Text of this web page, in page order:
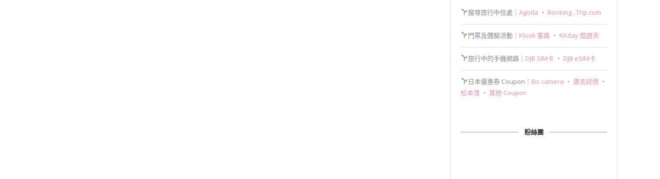
搜尋旅行中住處｜ Agoda ‧ Booking. Trip.com
門票及體驗活動｜ Klook 客路‧ KKday 酷遊天
旅行中的手機網路｜ DJB SIM卡‧ DJB eSIM卡
日本優惠券 Coupon｜ Bic camera ‧ 唐吉訶德‧
松本清 ‧ 其他 Coupon
粉絲團